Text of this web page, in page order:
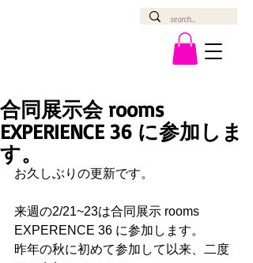
合同展示会 rooms
EXPERIENCE 36 に参加しま
す。
お久しぶりの更新です。
来週の2/21~23は合同展示 rooms
EXPERENCE 36 に参加します。
昨年の秋に初めて参加して以来、二度